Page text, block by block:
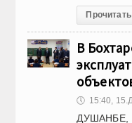
В
🕔 15:40,
ДУШАНБЕ,